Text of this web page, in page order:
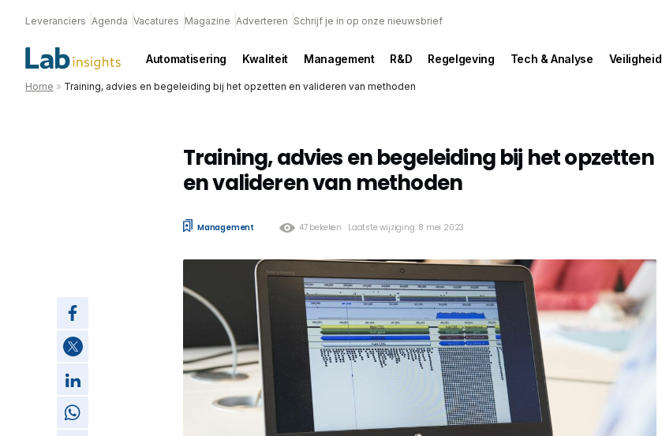
Leveranciers Agenda Vacatures Magazine Adverteren Schrijf je in op onze nieuwsbrief
Automatisering Kwaliteit Management R&D Regelgeving Tech & Analyse Veiligheid
Home » Training, advies en begeleiding bij het opzetten en valideren van methoden
Training, advies en begeleiding bij het opzetten
en valideren van methoden
Management 47 bekeken Laatste wijziging: 8 mei 2023